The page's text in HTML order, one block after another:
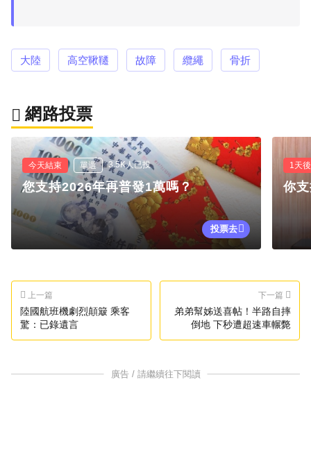
大陸 高空鞦韆 故障 纜繩 骨折
網路投票
今天結束 單選 3.5K人已投
您支持2026年再普發1萬嗎？
投票去
1天
你
上一篇
陸國航班機劇烈顛簸 乘客
驚：已錄遺言
下一篇
弟弟幫姊送喜帖！半路自摔
倒地 下秒遭超速車輾斃
廣告 / 請繼續往下閱讀